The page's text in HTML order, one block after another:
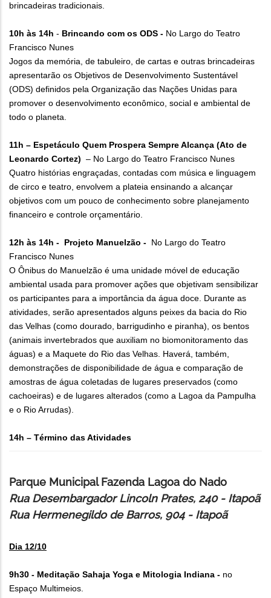
brincadeiras tradicionais.
10h às 14h - Brincando com os ODS - No Largo do Teatro
Francisco Nunes
Jogos da memória, de tabuleiro, de cartas e outras brincadeiras
apresentarão os Objetivos de Desenvolvimento Sustentável
(ODS) definidos pela Organização das Nações Unidas para
promover o desenvolvimento econômico, social e ambiental de
todo o planeta.
11h – Espetáculo Quem Prospera Sempre Alcança (Ato de
Leonardo Cortez) – No Largo do Teatro Francisco Nunes
Quatro histórias engraçadas, contadas com música e linguagem
de circo e teatro, envolvem a plateia ensinando a alcançar
objetivos com um pouco de conhecimento sobre planejamento
financeiro e controle orçamentário.
12h às 14h - Projeto Manuelzão - No Largo do Teatro
Francisco Nunes
O Ônibus do Manuelzão é uma unidade móvel de educação
ambiental usada para promover ações que objetivam sensibilizar
os participantes para a importância da água doce. Durante as
atividades, serão apresentados alguns peixes da bacia do Rio
das Velhas (como dourado, barrigudinho e piranha), os bentos
(animais invertebrados que auxiliam no biomonitoramento das
águas) e a Maquete do Rio das Velhas. Haverá, também,
demonstrações de disponibilidade de água e comparação de
amostras de água coletadas de lugares preservados (como
cachoeiras) e de lugares alterados (como a Lagoa da Pampulha
e o Rio Arrudas).
14h – Término das Atividades
Parque Municipal Fazenda Lagoa do Nado
Rua Desembargador Lincoln Prates, 240 - Itapoã
Rua Hermenegildo de Barros, 904 - Itapoã
Dia 12/10
9h30 - Meditação Sahaja Yoga e Mitologia Indiana - no
Espaço Multimeios.